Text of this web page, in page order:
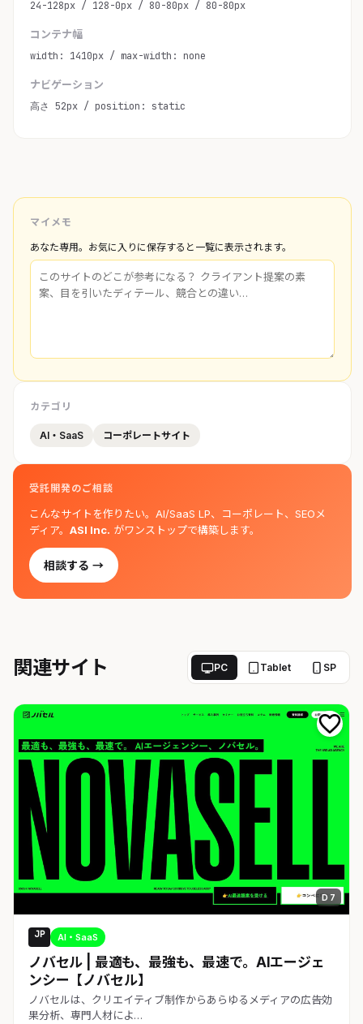
24-128px / 128-0px / 80-80px / 80-80px
コンテナ幅
width: 1410px / max-width: none
ナビゲーション
高さ 52px / position: static
マイメモ
あなた専用。お気に入りに保存すると一覧に表示されます。
カテゴリ
AI・SaaS コーポレートサイト
受託開発のご相談
こんなサイトを作りたい。AI/SaaS LP、コーポレート、SEOメ
ディア。 ASI Inc. がワンストップで構築します。
相談する →
関連サイト PC Tablet SP
D 7
JP AI・SaaS
ノバセル | 最適も、最強も、最速で。AIエージェ
ンシー【ノバセル】
ノバセルは、クリエイティブ制作からあらゆるメディアの広告効
果分析、専門人材によ…